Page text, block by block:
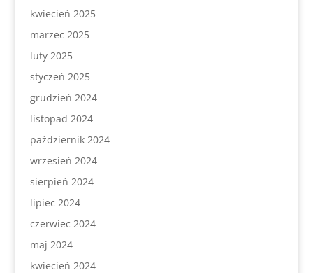
kwiecień 2025
marzec 2025
luty 2025
styczeń 2025
grudzień 2024
listopad 2024
październik 2024
wrzesień 2024
sierpień 2024
lipiec 2024
czerwiec 2024
maj 2024
kwiecień 2024